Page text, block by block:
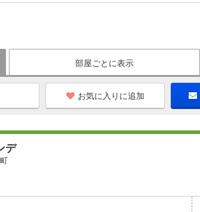
部屋ごとに表示
お気に入りに追加
デ